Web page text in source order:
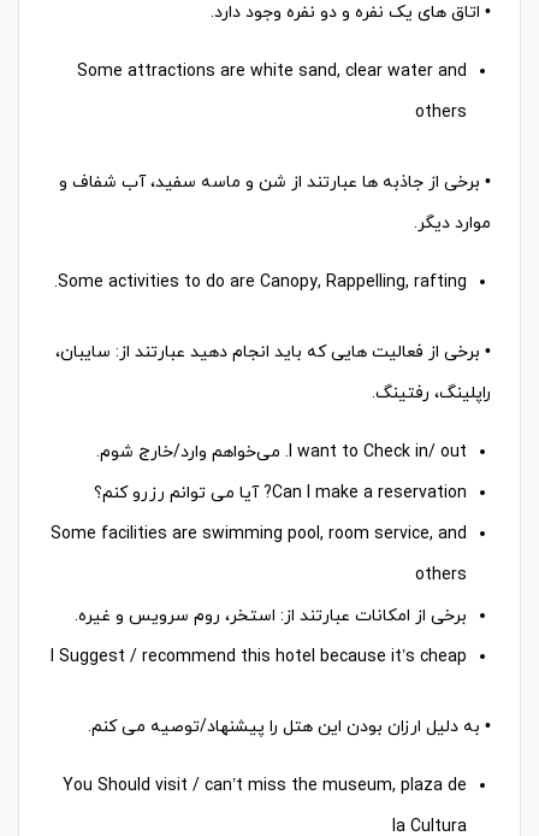
• اتاق های یک نفره و دو نفره وجود دارد.
Some attractions are white sand, clear water and
others
• برخی از جاذبه ها عبارتند از شن و ماسه سفید، آب شفاف و
موارد دیگر.
Some activities to do are Canopy, Rappelling, rafting.
• برخی از فعالیت هایی که باید انجام دهید عبارتند از: سایبان،
راپلینگ، رفتینگ.
I want to Check in/ out. می‌خواهم وارد/خارج شوم.
Can I make a reservation? آیا می توانم رزرو کنم؟
Some facilities are swimming pool, room service, and
others
برخی از امکانات عبارتند از: استخر، روم سرویس و غیره.
I Suggest / recommend this hotel because it’s cheap
• به دلیل ارزان بودن این هتل را پیشنهاد/توصیه می کنم.
You Should visit / can’t miss the museum, plaza de
la Cultura